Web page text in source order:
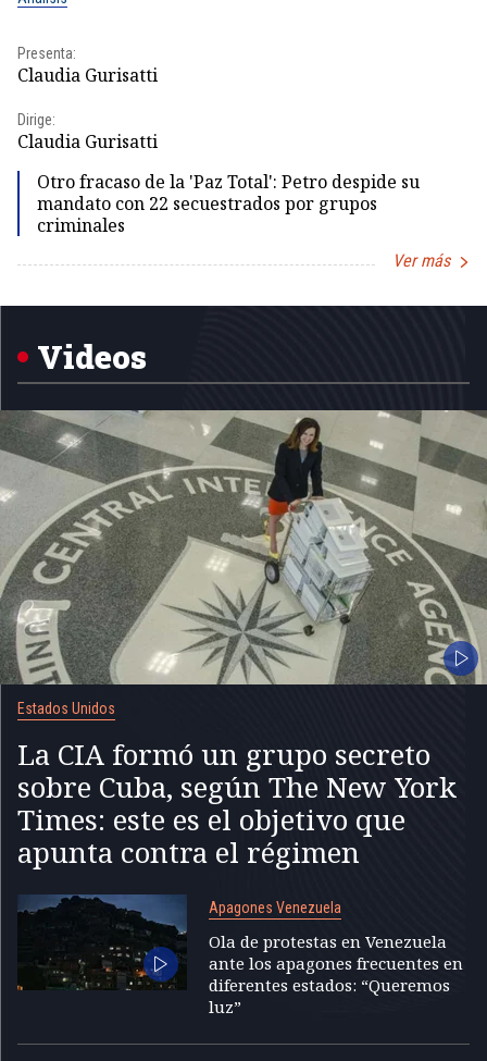
Presenta:
Claudia Gurisatti
Dirige:
Claudia Gurisatti
Otro fracaso de la 'Paz Total': Petro despide su
mandato con 22 secuestrados por grupos
criminales
Ver más
1
Videos
Estados Unidos
La CIA formó un grupo secreto
sobre Cuba, según The New York
Times: este es el objetivo que
apunta contra el régimen
Apagones Venezuela
Ola de protestas en Venezuela
ante los apagones frecuentes en
diferentes estados: “Queremos
luz”